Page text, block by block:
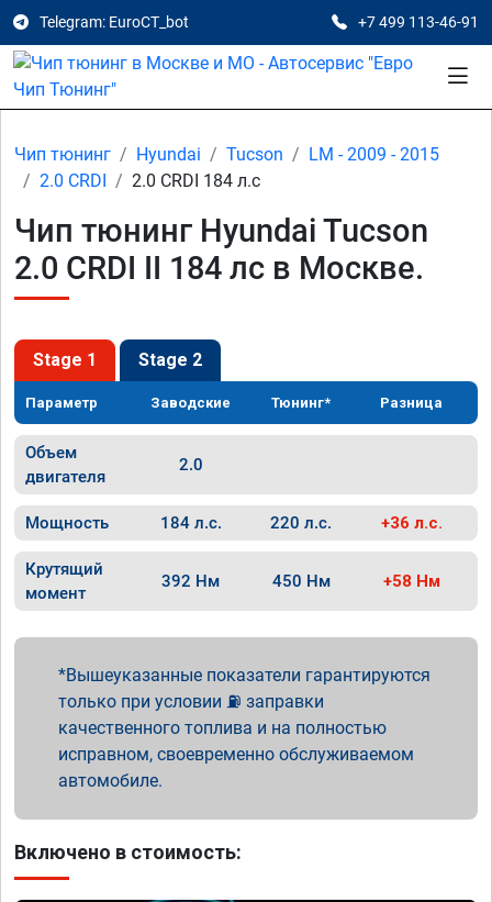
Telegram: EuroCT_bot +7 499 113-46-91
Чип тюнинг Hyundai Tucson
LM - 2009 - 2015
2.0 CRDI
2.0 CRDI 184 л.с
Чип тюнинг Hyundai Tucson
2.0 CRDI II 184 лс в Москве.
Stage 1 Stage 2
Параметр Заводские Тюнинг* Разница
Объем
двигателя
2.0
Мощность 184 л.с. 220 л.с. +36 л.с.
Крутящий
момент
392 Нм 450 Нм +58 Нм
Вышеуказанные показатели гарантируются
только при условии ⛽ заправки
качественного топлива и на полностью
исправном, своевременно обслуживаемом
автомобиле.
Включено в стоимость: